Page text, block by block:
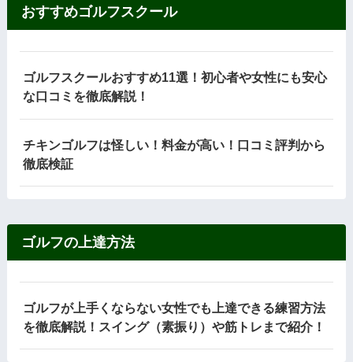
おすすめゴルフスクール
ゴルフスクールおすすめ11選！初心者や女性にも安心
な口コミを徹底解説！
チキンゴルフは怪しい！料金が高い！口コミ評判から
徹底検証
ゴルフの上達方法
ゴルフが上手くならない女性でも上達できる練習方法
を徹底解説！スイング（素振り）や筋トレまで紹介！